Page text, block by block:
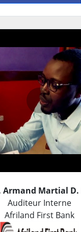
Armand Martial D.
Auditeur Interne
Afriland First Bank